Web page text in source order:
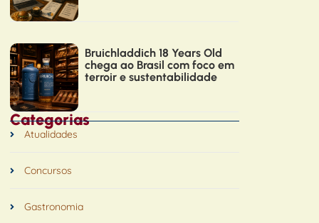
Bruichladdich 18 Years Old
chega ao Brasil com foco em
terroir e sustentabilidade
Categorias
Atualidades
Concursos
Gastronomia